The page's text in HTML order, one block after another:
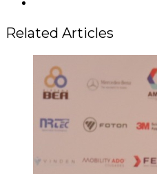
Related Articles